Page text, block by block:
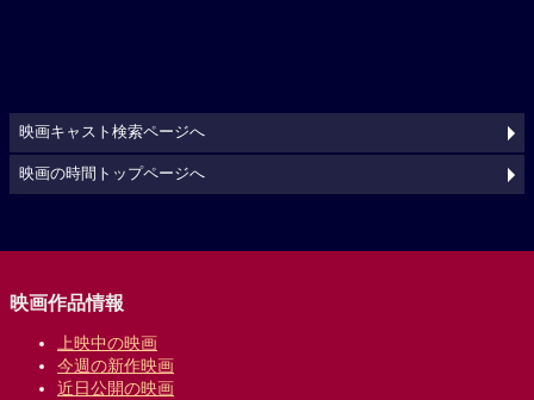
映画キャスト検索ページへ
映画の時間トップページへ
映画作品情報
上映中の映画
今週の新作映画
近日公開の映画